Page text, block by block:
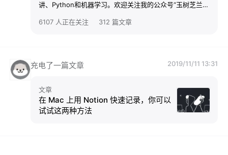
讲、Python和机器学习。欢迎关注我的公众号“玉树芝兰”
6107 人正在关注
312 篇文章
充电了一篇文章 2019/11/11 13:31
文章
在 Mac 上用 Notion 快速记录，你可以
试试这两种方法